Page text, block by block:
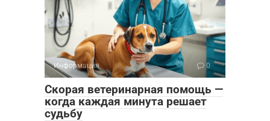
Информация 0
Скорая ветеринарная помощь —
когда каждая минута решает
судьбу